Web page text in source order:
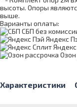
высоты. Опоры
выше.
Варианты оплаты:
СБП без
Яндекс
Озон
Характеристики